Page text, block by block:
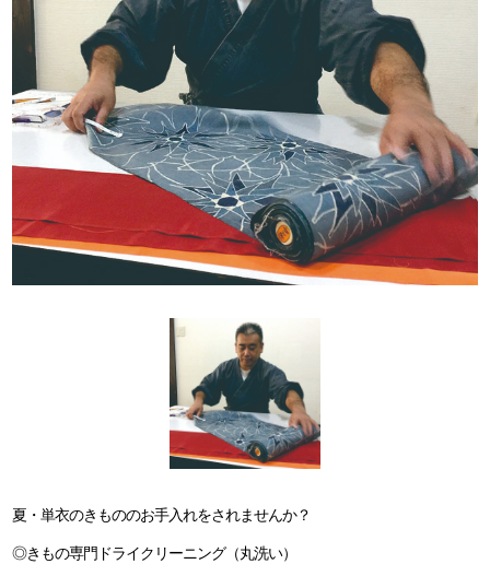
夏・単衣のきもののお手入れをされませんか？
◎きもの専門ドライクリーニング（丸洗い）